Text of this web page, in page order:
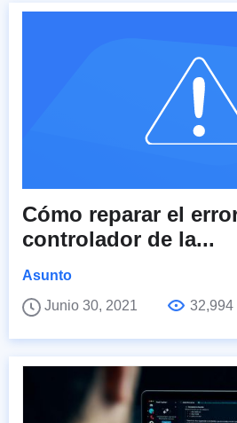
Cómo reparar el
controlador de la...
Asunto
Junio 30, 2021
32,994